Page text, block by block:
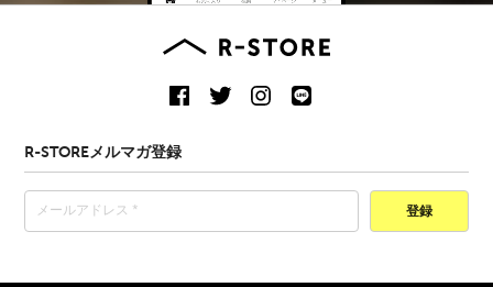
R-STOREメルマガ登録
登録